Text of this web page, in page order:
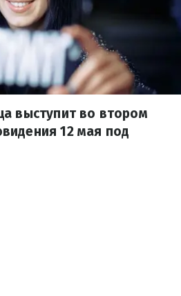
выступит во втором
12 мая под